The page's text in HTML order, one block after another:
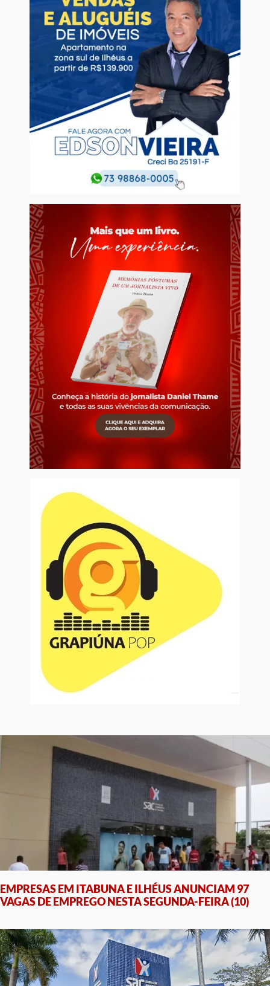
EMPRESAS EM ITABUNA E ILHÉUS ANUNCIAM 97
VAGAS DE EMPREGO NESTA SEGUNDA-FEIRA (10)